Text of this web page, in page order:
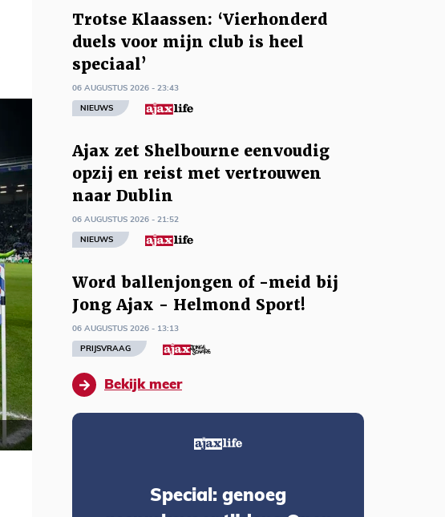
Trotse Klaassen: ‘Vierhonderd
duels voor mijn club is heel
speciaal’
06 AUGUSTUS 2026 - 23:43
NIEUWS
Ajax zet Shelbourne eenvoudig
opzij en reist met vertrouwen
naar Dublin
06 AUGUSTUS 2026 - 21:52
NIEUWS
Word ballenjongen of -meid bij
Jong Ajax - Helmond Sport!
06 AUGUSTUS 2026 - 13:13
PRIJSVRAAG
Bekijk meer
Special: genoeg